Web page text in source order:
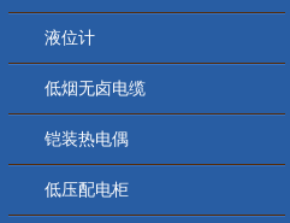
液位计
低烟无卤电缆
铠装热电偶
低压配电柜